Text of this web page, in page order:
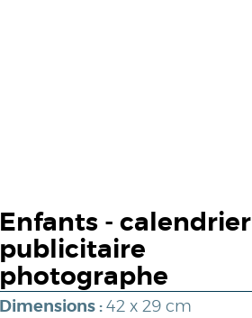
Enfants - calendrier
publicitaire
photographe
Dimensions : 42 x 29 cm